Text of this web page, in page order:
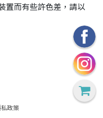
置而有些許色差，請以
政策